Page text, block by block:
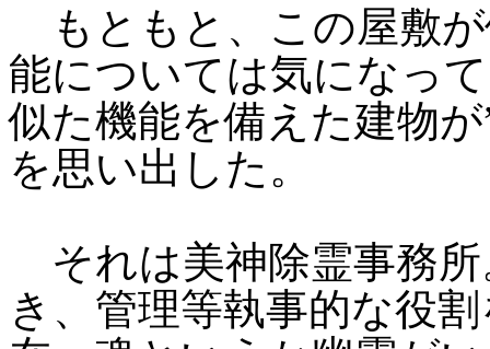
もともと、この屋敷
能については気になっ
似た機能を備えた建物
を思い出した。
それは美神除霊事務
き、管理等執事的な役